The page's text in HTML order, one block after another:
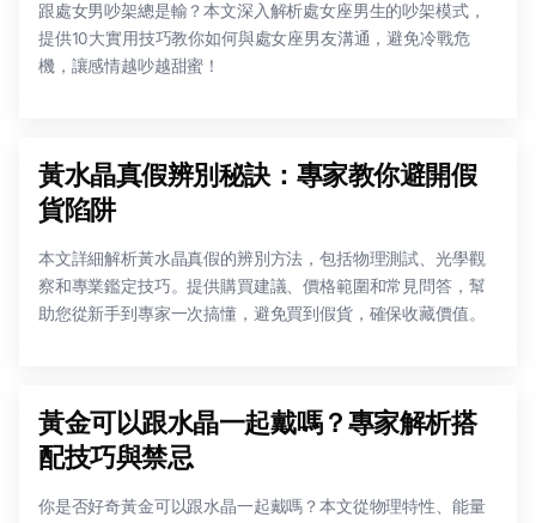
跟處女男吵架總是輸？本文深入解析處女座男生的吵架模式，
提供10大實用技巧教你如何與處女座男友溝通，避免冷戰危
機，讓感情越吵越甜蜜！
黃水晶真假辨別秘訣：專家教你避開假
貨陷阱
本文詳細解析黃水晶真假的辨別方法，包括物理測試、光學觀
察和專業鑑定技巧。提供購買建議、價格範圍和常見問答，幫
助您從新手到專家一次搞懂，避免買到假貨，確保收藏價值。
黃金可以跟水晶一起戴嗎？專家解析搭
配技巧與禁忌
你是否好奇黃金可以跟水晶一起戴嗎？本文從物理特性、能量